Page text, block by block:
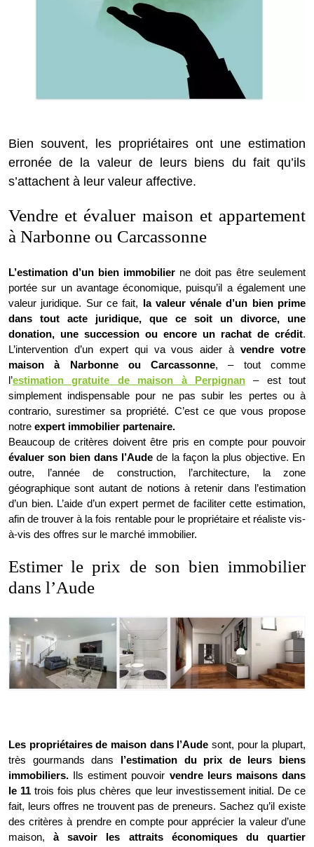
Bien souvent, les propriétaires ont une estimation
erronée de la valeur de leurs biens du fait qu’ils
s’attachent à leur valeur affective.
Vendre et évaluer maison et appartement
à Narbonne ou Carcassonne
L’estimation d’un bien immobilier ne doit pas être seulement
portée sur un avantage économique, puisqu’il a également une
valeur juridique. Sur ce fait, la valeur vénale d’un bien prime
dans tout acte juridique, que ce soit un divorce, une
donation, une succession ou encore un rachat de crédit.
L’intervention d’un expert qui va vous aider àvendre votre
maison à Narbonne ou Carcassonne, – tout comme
l’estimation gratuite de maison à Perpignan– est tout
simplement indispensable pour ne pas subir les pertes ou à
contrario, surestimer sa propriété. C’est ce que vous propose
notre expert immobilier partenaire.
Beaucoup de critères doivent être pris en compte pour pouvoir
évaluer son bien dans l’Aude de la façon la plus objective. En
outre, l’année de construction, l’architecture, la zone
géographique sont autant de notions à retenir dans l’estimation
d’un bien. L’aide d’un expert permet de faciliter cette estimation,
afin de trouver à la fois rentable pour le propriétaire et réaliste vis-
à-vis des offres sur le marché immobilier.
Estimer le prix de son bien immobilier
dans l’Aude
Les propriétaires de maison dans l’Aude sont, pour la plupart,
très gourmands dans l’estimation du prix de leurs biens
immobiliers. Ils estiment pouvoir vendre leurs maisons dans
le 11 trois fois plus chères que leur investissement initial. De ce
fait, leurs offres ne trouvent pas de preneurs. Sachez qu’il existe
des critères à prendre en compte pour apprécier la valeur d’une
maison,à savoir les attraits économiques du quartier